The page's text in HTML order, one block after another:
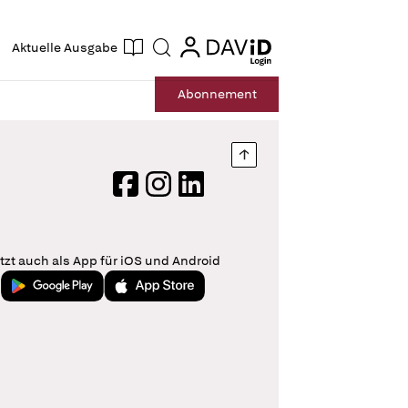
Aktuelle Ausgabe Suche login
login
Abonnement
Nach oben springen
FacebookInstagram
LinkedIn
auch als App für iOS und Android
Jetzt bei Google PlayLaden im App Store